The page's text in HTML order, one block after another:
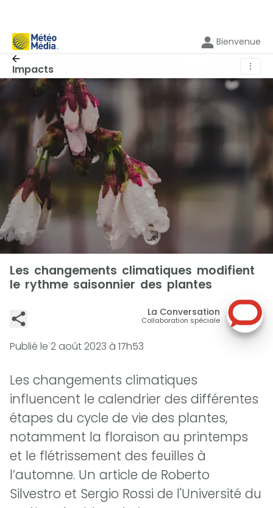
Bienvenue
Impacts ⋮
Les changements climatiques modifient
le rythme saisonnier des plantes
La Conversation
Collaboration spéciale
Publié le 2 août 2023 à 17h53
Les changements climatiques
influencent le calendrier des différentes
étapes du cycle de vie des plantes,
notamment la floraison au printemps
et le flétrissement des feuilles à
l’automne. Un article de Roberto
Silvestro et Sergio Rossi de l'Université du